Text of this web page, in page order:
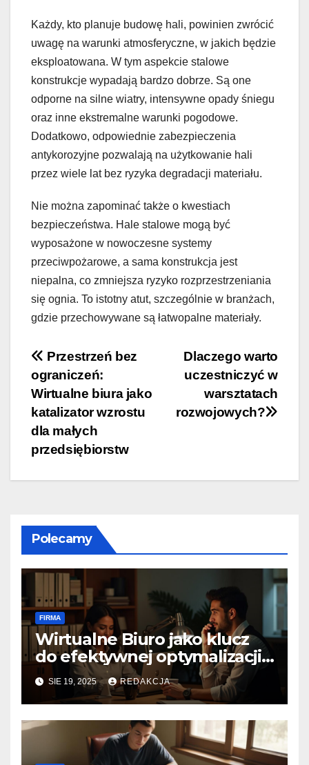
Każdy, kto planuje budowę hali, powinien zwrócić
uwagę na warunki atmosferyczne, w jakich będzie
eksploatowana. W tym aspekcie stalowe
konstrukcje wypadają bardzo dobrze. Są one
odporne na silne wiatry, intensywne opady śniegu
oraz inne ekstremalne warunki pogodowe.
Dodatkowo, odpowiednie zabezpieczenia
antykorozyjne pozwalają na użytkowanie hali
przez wiele lat bez ryzyka degradacji materiału.
Nie można zapominać także o kwestiach
bezpieczeństwa. Hale stalowe mogą być
wyposażone w nowoczesne systemy
przeciwpożarowe, a sama konstrukcja jest
niepalna, co zmniejsza ryzyko rozprzestrzeniania
się ognia. To istotny atut, szczególnie w branżach,
gdzie przechowywane są łatwopalne materiały.
Nawigacja
wpisu
Dlaczego warto
uczestniczyć w
warsztatach
rozwojowych?
Przestrzeń bez
ograniczeń:
Wirtualne biura jako
katalizator wzrostu
dla małych
przedsiębiorstw
Polecamy
FIRMA
Wirtualne Biuro jako klucz
do efektywnej optymalizacji
podatkowej
SIE 19, 2025 REDAKCJA